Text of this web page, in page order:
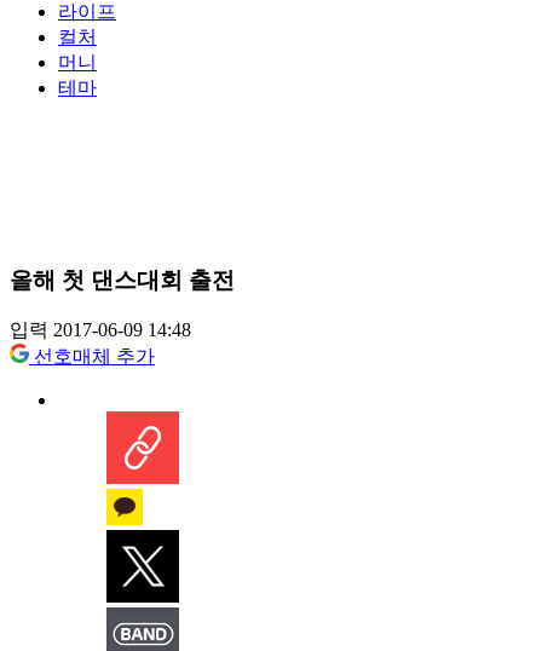
라이프
컬처
머니
테마
올해 첫 댄스대회 출전
입력 2017-06-09 14:48
선호매체 추가